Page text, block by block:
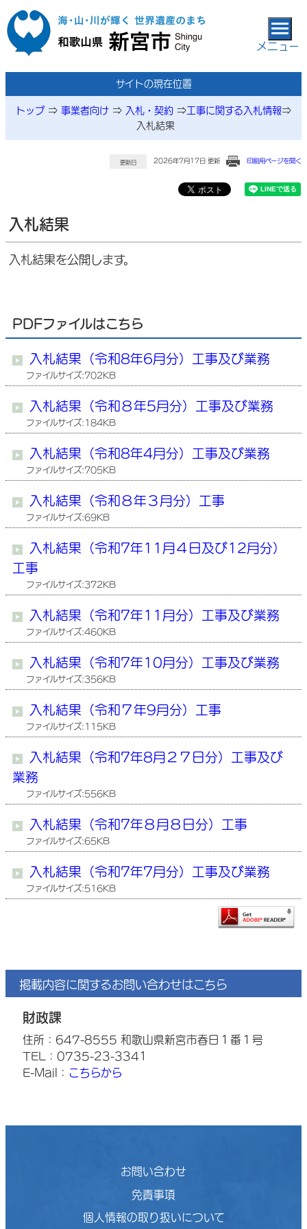
本文へ移動
メニュー
サイトの現在位置
トップ ⇒ 事業者向け ⇒ 入札・契約 ⇒ 工事に関する入札情報⇒
入札結果
更新日 2026年7月17日 更新 印刷用ページを開く
入札結果
入札結果を公開します。
PDFファイルはこちら
入札結果（令和8年6月分）工事及び業務
ファイルサイズ:702KB
入札結果（令和８年5月分）工事及び業務
ファイルサイズ:184KB
入札結果（令和8年4月分）工事及び業務
ファイルサイズ:705KB
入札結果（令和８年３月分）工事
ファイルサイズ:69KB
入札結果（令和7年11月４日及び12月分）
工事
ファイルサイズ:372KB
入札結果（令和7年11月分）工事及び業務
ファイルサイズ:460KB
入札結果（令和7年10月分）工事及び業務
ファイルサイズ:356KB
入札結果（令和７年9月分）工事
ファイルサイズ:115KB
入札結果（令和7年8月２７日分）工事及び
業務
ファイルサイズ:556KB
入札結果（令和7年８月８日分）工事
ファイルサイズ:65KB
入札結果（令和7年7月分）工事及び業務
ファイルサイズ:516KB
掲載内容に関するお問い合わせはこちら
財政課
住所：647-8555 和歌山県新宮市春日１番１号
TEL：0735-23-3341
E-Mail： こちらから
お問い合わせ
免責事項
個人情報の取り扱いについて